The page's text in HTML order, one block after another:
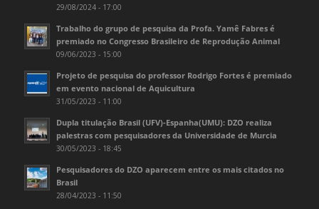
29/08/2024 - 17:00
Trabalho do grupo de pesquisa da Profa. Yamê Fabres é
premiado no Congresso Brasileiro de Reprodução Animal
09/06/2023 - 15:00
Projeto de pesquisa do professor Rodrigo Fortes é premiado
em evento nacional de Aquicultura
31/05/2023 - 11:00
Dupla titulação Brasil (UFV)-Espanha(UMU): DZO realiza
palestras com pesquisadores da Universidade de Murcia
30/05/2023 - 18:45
Pesquisadores do DZO aparecem entre os mais citados no
Brasil
28/04/2023 - 11:50